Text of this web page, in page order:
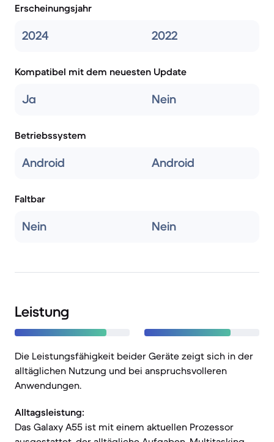
Erscheinungsjahr
2024 2022
Kompatibel mit dem neuesten Update
Ja Nein
Betriebssystem
Android Android
Faltbar
Nein Nein
Leistung
Die Leistungsfähigkeit beider Geräte zeigt sich in der
alltäglichen Nutzung und bei anspruchsvolleren
Anwendungen.
Alltagsleistung:
Das Galaxy A55 ist mit einem aktuellen Prozessor